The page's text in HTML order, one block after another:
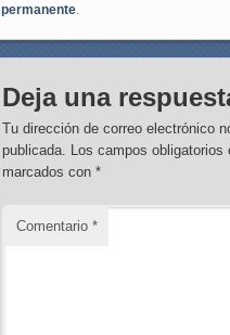
permanente.
Deja una
Tu dirección de correo electrónico
publicada. Los campos obligatorios
marcados con *
Comentario *